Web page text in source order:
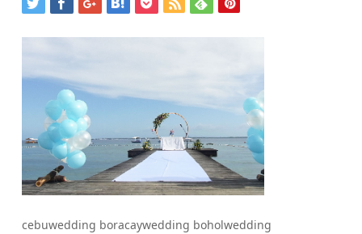
cebuwedding boracaywedding boholwedding